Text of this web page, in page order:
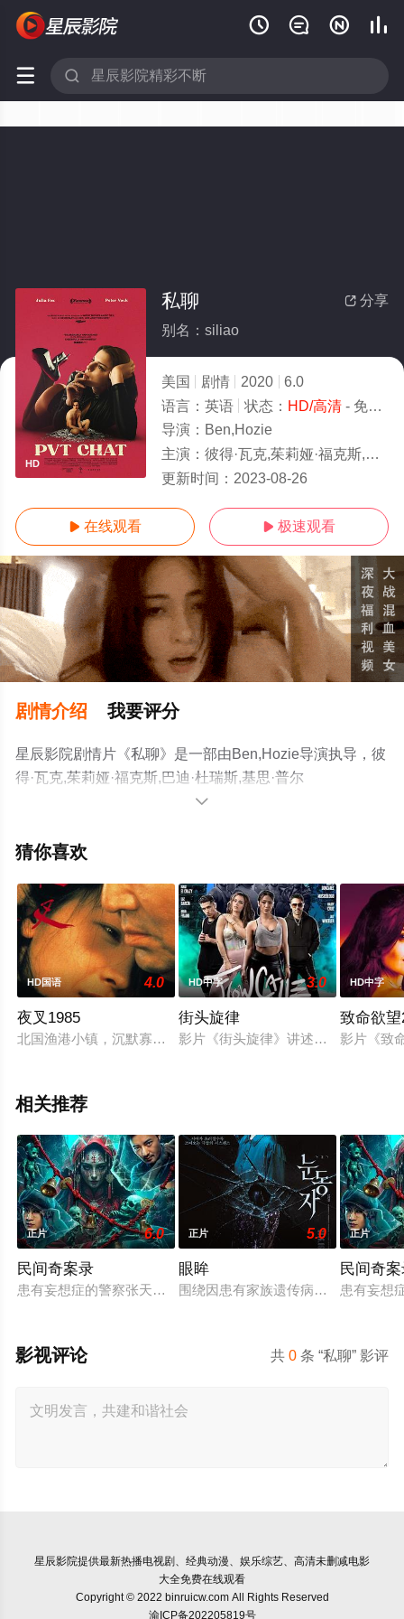
   
 
HD
 分享
私聊
别名：siliao
美国 剧情 2020
6.0
语言： 英语 状态： HD/高清- 免费在线观看
导演： Ben,Hozie
主演： 彼得·瓦克,茱莉娅·福克斯,巴迪·杜瑞斯,基思·普尔森,Dasha,Nekrasova,罗伯特·西林帕格利亚
更新时间： 2023-08-26
 在线观看  极速观看
剧情介绍 我要评分
星辰影院剧情片《私聊》是一部由Ben,Hozie导演执导，彼
得·瓦克,茱莉娅·福克斯,巴迪·杜瑞斯,基思·普尔
森,Dasha,Nekrasova,罗伯特·西林帕格利
美国电影，手机免费观看高清无删减完整版电影大全就上
剧情网等平台了解。

猜你喜欢
HD国语 4.0
夜叉1985
北国渔港小镇，沉默寡言的修治（高倉健 饰）和妻子冬子（い
HD中字 3.0
街头旋律
影片《街头旋律》讲述了一位来自贫
HD中字
致命欲望
影片《致
相关推荐
正片 6.0
民间奇案录
患有妄想症的警察张天盛遇上一起离奇的神像杀人事件，勘案过
正片 5.0
眼眸
围绕因患有家族遗传病而导致视力
正片
民间奇
患有妄想
共0 条 “私聊” 影评
影视评论
星辰影院提供最新热播电视剧、经典动漫、娱乐综艺、高清未删减电影
大全免费在线观看
Copyright © 2022 binruicw.com All Rights Reserved
渝ICP备202205819号